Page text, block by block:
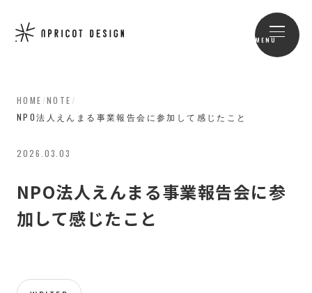
MENU
HOME /NOTE /
NPO法人えんまる事業報告会に参加して感じたこと
2026.03.03
NPO法人えんまる事業報告会に参
加して感じたこと